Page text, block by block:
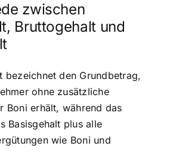
zwischen
Bruttogehalt und
bezeichnet den Grundbetrag,
ohne zusätzliche
Boni erhält, während das
Basisgehalt plus alle
wie Boni und